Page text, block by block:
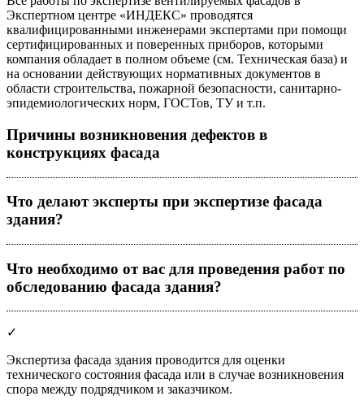
Экспертном центре «ИНДЕКС» проводятся
квалифицированными инженерами экспертами при помощи
сертифицированных и поверенных приборов, которыми
компания обладает в полном объеме (см. Техническая база) и
на основании действующих нормативных документов в
области строительства, пожарной безопасности, санитарно-
эпидемиологических норм, ГОСТов, ТУ и т.п.
Причины возникновения дефектов в
конструкциях фасада
Что делают эксперты при экспертизе фасада
здания?
Что необходимо от вас для проведения работ по
обследованию фасада здания?
✓
Экспертиза фасада здания проводится для оценки
технического состояния фасада или в случае возникновения
спора между подрядчиком и заказчиком.